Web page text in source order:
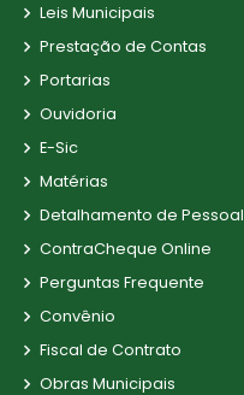
Leis Municipais
Prestação de Contas
Portarias
Ouvidoria
E-Sic
Matérias
Detalhamento de Pessoal
ContraCheque Online
Perguntas Frequente
Convênio
Fiscal de Contrato
Obras Municipais